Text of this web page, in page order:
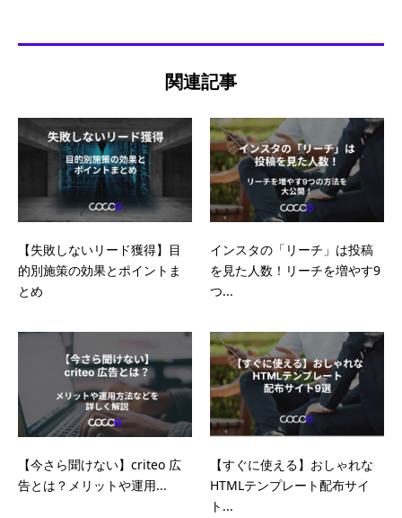
関連記事
【失敗しないリード獲得】目
的別施策の効果とポイントま
とめ
インスタの「リーチ」は投稿
を見た人数！リーチを増やす9
つ...
【今さら聞けない】criteo 広
告とは？メリットや運用...
【すぐに使える】おしゃれな
HTMLテンプレート配布サイ
ト...